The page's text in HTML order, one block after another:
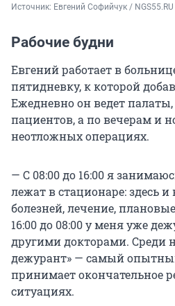
Источник: Евгений Софийчук / NGS55.RU
Рабочие будни
Евгений работает в
пятидневку, к которой
Ежедневно он ведет
пациентов, а по вечерам и
неотложных операциях.
— С 08:00 до 16:00 я
лежат в стационаре: здесь
болезней, лечение,
16:00 до 08:00 у меня уже
другими докторами. Среди
дежурант» — самый
принимает окончательное
ситуациях.